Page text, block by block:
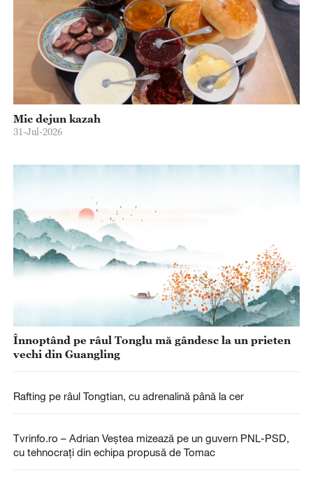
Mic dejun kazah
31-Jul-2026
Înnoptând pe râul Tonglu mă gândesc la un prieten
vechi din Guangling
Rafting pe râul Tongtian, cu adrenalină până la cer
Tvrinfo.ro – Adrian Veștea mizează pe un guvern PNL-PSD,
cu tehnocrați din echipa propusă de Tomac